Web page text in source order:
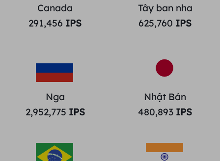
Canada
291,456 IPS
Tây ban nha
625,760 IPS
Nga
2,952,775 IPS
Nhật Bản
480,893 IPS